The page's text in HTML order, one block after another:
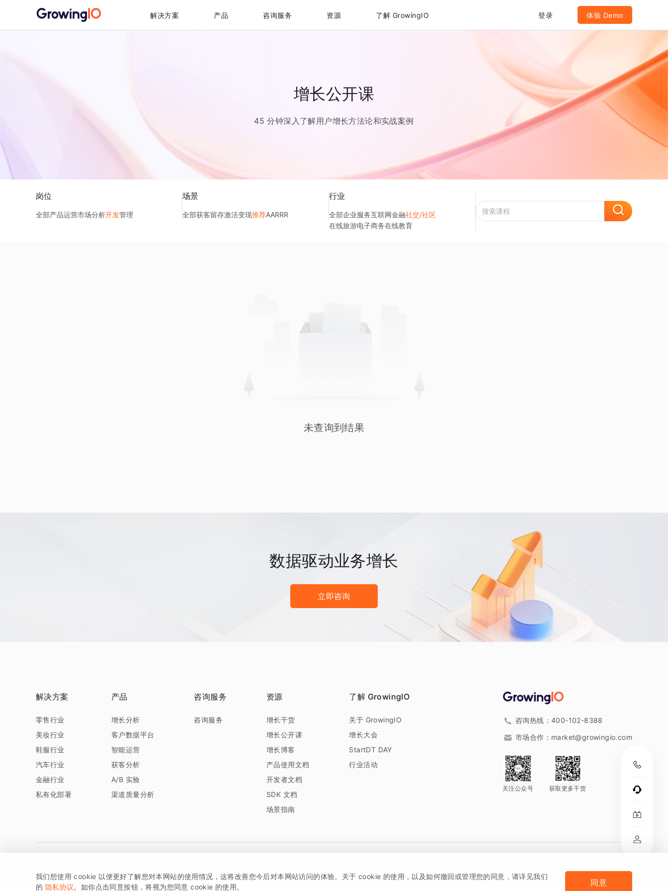
解决方案 产品 咨询服务 资源 了解 GrowingIO 登录 体验 Demo
增长公开课
45 分钟深入了解用户增长方法论和实战案例
岗位
全部产品运营市场分析开发管理
场景
全部获客留存激活变现推荐AARRR
行业
全部企业服务互联网金融社交/社区
在线旅游电子商务在线教育
未查询到结果
数据驱动业务增长
立即咨询
解决方案
零售行业
美妆行业
鞋服行业
汽车行业
金融行业
私有化部署
产品
增长分析
客户数据平台
智能运营
获客分析
A/B 实验
渠道质量分析
咨询服务
咨询服务
资源
增长干货
增长公开课
增长博客
产品使用文档
开发者文档
SDK 文档
场景指南
了解 GrowingIO
关于 GrowingIO
增长大会
StartDT DAY
行业活动
咨询热线： 400-102-8388
市场合作： market@growingio.com
关注公众号 获取更多干货
版权所有 © 北京易数科技有限公司SDK相关说明 京ICP备15038330号 法律声明及隐私条款
我们想使用 cookie 以便更好了解您对本网站的使用情况，这将改善您今后对本网站访问的体验。关于 cookie 的使用，以及如何撤回或管理您的同意，请详见我们
的 隐私协议。如你点击同意按钮，将视为您同意 cookie 的使用。 同意